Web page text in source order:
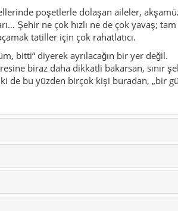
poşetlerle dolaşan aileler,
Şehir ne çok hızlı ne de çok yavaş; tam
tatiller için çok rahatlatıcı.
bitti“ diyerek ayrılacağın bir yer değil.
biraz daha dikkatli bakarsan, sınır
de bu yüzden birçok kişi buradan, „bir